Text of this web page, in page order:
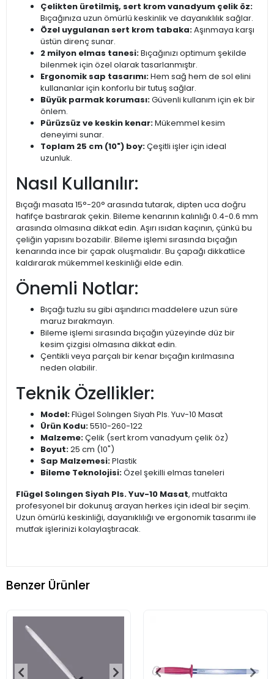
Çelikten üretilmiş, sert krom vanadyum çelik öz:
Bıçağınıza uzun ömürlü keskinlik ve dayanıklılık sağlar.
Özel uygulanan sert krom tabaka:Aşınmaya karşı
üstün direnç sunar.
2 milyon elmas tanesi:Bıçağınızı optimum şekilde
bilenmek için özel olarak tasarlanmıştır.
Ergonomik sap tasarımı:Hem sağ hem de sol elini
kullananlar için konforlu bir tutuş sağlar.
Büyük parmak koruması:Güvenli kullanım için ek bir
önlem.
Pürüzsüz ve keskin kenar:Mükemmel kesim
deneyimi sunar.
Toplam 25 cm (10") boy:Çeşitli işler için ideal
uzunluk.
Nasıl Kullanılır:
Bıçağı masata 15°-20° arasında tutarak, dipten uca doğru
hafifçe bastırarak çekin. Bileme kenarının kalınlığı 0.4-0.6 mm
arasında olmasına dikkat edin. Aşırı ısıdan kaçının, çünkü bu
çeliğin yapısını bozabilir. Bileme işlemi sırasında bıçağın
kenarında ince bir çapak oluşmalıdır. Bu çapağı dikkatlice
kaldırarak mükemmel keskinliği elde edin.
Önemli Notlar:
Bıçağı tuzlu su gibi aşındırıcı maddelere uzun süre
maruz bırakmayın.
Bileme işlemi sırasında bıçağın yüzeyinde düz bir
kesim çizgisi olmasına dikkat edin.
Çentikli veya parçalı bir kenar bıçağın kırılmasına
neden olabilir.
Teknik Özellikler:
Model:Flügel Solıngen Siyah Pls. Yuv-10 Masat
Ürün Kodu:5510-260-122
Malzeme:Çelik (sert krom vanadyum çelik öz)
Boyut:25 cm (10")
Sap Malzemesi:Plastik
Bileme Teknolojisi:Özel şekilli elmas taneleri
Flügel Solıngen Siyah Pls. Yuv-10 Masat, mutfakta
profesyonel bir dokunuş arayan herkes için ideal bir seçim.
Uzun ömürlü keskinliği, dayanıklılığı ve ergonomik tasarımı ile
mutfak işlerinizi kolaylaştıracak.
Benzer Ürünler